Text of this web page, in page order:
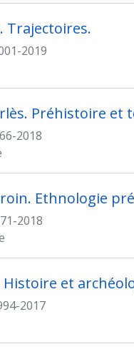
Trajectoires.
2019
2018
2018
2017